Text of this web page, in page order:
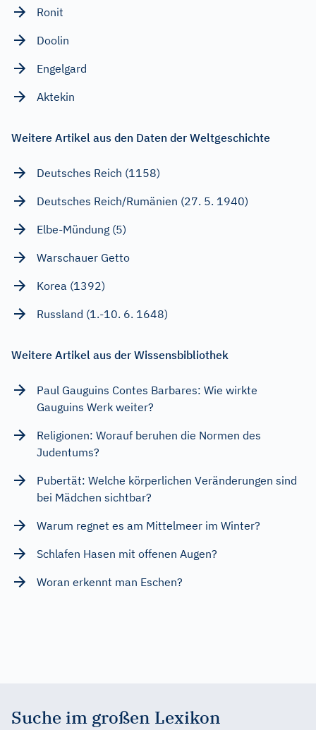
Ronit
Doolin
Engelgard
Aktekin
Weitere Artikel aus den Daten der Weltgeschichte
Deutsches Reich (1158)
Deutsches Reich/Rumänien (27. 5. 1940)
Elbe-Mündung (5)
Warschauer Getto
Korea (1392)
Russland (1.-10. 6. 1648)
Weitere Artikel aus der Wissensbibliothek
Paul Gauguins Contes Barbares: Wie wirkte
Gauguins Werk weiter?
Religionen: Worauf beruhen die Normen des
Judentums?
Pubertät: Welche körperlichen Veränderungen sind
bei Mädchen sichtbar?
Warum regnet es am Mittelmeer im Winter?
Schlafen Hasen mit offenen Augen?
Woran erkennt man Eschen?
Suche im großen Lexikon